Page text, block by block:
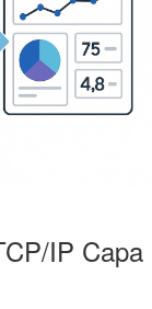
IP Capa